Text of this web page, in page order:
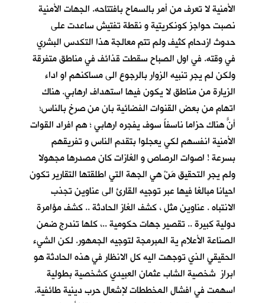
الأمنية لا تعرف من أمر بالسماح بافتتاحه. الجهات الأمنية
نصبت حواجز كونكريتية و نقطة تفتيش ساعدت على
حدوث ازدحام كثيف ولم تتم معالجة هذا التكدس البشري
في وقته. في اول الصباح سقطت قذائف في مناطق متفرقة
ولكن لم يجرِ تنبيه الزوار بالرجوع الى مساكنهم او اداء
الزيارة من مناطق لا يكون فيها استهداف ارهابي. هناك
اتهام من بعض القنوات الفضائية بان من صرخ بالناس؛
أنّ هناك حزاماً ناسفاً سوف يفجره ارهابي ؛ هم افراد القوات
الأمنية انفسهم لكي يعجلوا بتقدم الناس و تفريقهم
بسرعة ! اصوات الرصاص و الغازات كان مصدرها مجهولا
ولم يجرِ التحقيق مَنْ هي الجهة التي اطلقتها التقارير تكون
احيانا مبالغا فيها عبر توجيه القارئ الى عناوين تجذب
الانتباه . عناوين مثل ، كشف الغاز الحادثة .. كشف مؤامرة
دولية كبيرة .. تقصير جهات حكومية ..، كلها تندرج ضمن
الصناعة الأعلام ية المبرمجة لتوجيه الجمهور. لكن الشيء
الحقيقي الذي توجهت اليه كل الانظار في هذه الحادثة هو
ابراز شخصية الشاب عثمان العبيدي كشخصية بطولية
اسهمت في افشال المخططات لإشعال حرب دينية طائفية.